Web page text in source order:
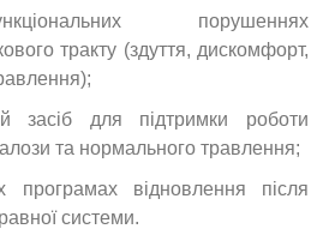
порушеннях
тракту (здуття, дискомфорт,
засіб для підтримки роботи
та нормального травлення;
програмах відновлення після
системи.